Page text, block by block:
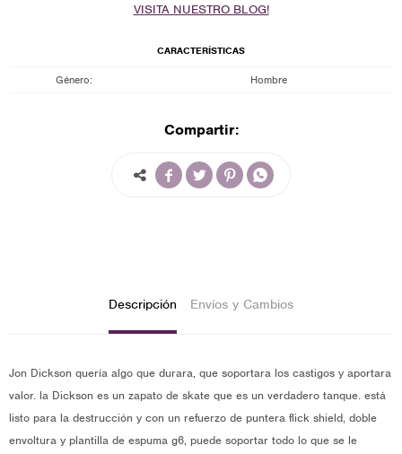
VISITA NUESTRO BLOG!
CARACTERÍSTICAS
Género Hombre
Compartir:
   
Descripción Envíos y Cambios
Jon Dickson quería algo que durara, que soportara los castigos y aportara
valor. la Dickson es un zapato de skate que es un verdadero tanque. está
listo para la destrucción y con un refuerzo de puntera flick shield, doble
envoltura y plantilla de espuma g6, puede soportar todo lo que se le